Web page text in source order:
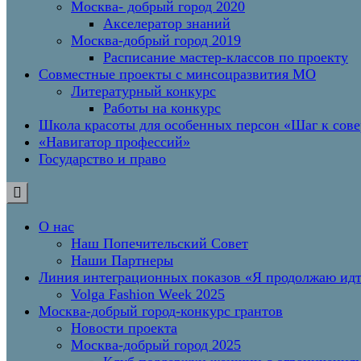
Москва- добрый город 2020
Акселератор знаний
Москва-добрый город 2019
Расписание мастер-классов по проекту
Совместные проекты с минсоцразвития МО
Литературный конкурс
Работы на конкурс
Школа красоты для особенных персон «Шаг к
«Навигатор профессий»
Государство и право
О нас
Наш Попечительский Совет
Наши Партнеры
Линия интеграционных показов «Я продолжаю
Volga Fashion Week 2025
Москва-добрый город-конкурс грантов
Новости проекта
Москва-добрый город 2025